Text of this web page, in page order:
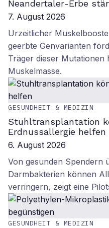
Neandertaler-Erbe
7. August 2026
Urzeitlicher
geerbte Genvarianten
Träger dieser Mutationen
Muskelmasse.
GESUNDHEIT & MEDIZIN
Stuhltransplantation
Erdnussallergie helfen
6. August 2026
Von gesunden Spendern
Darmbakterien können
verringern, zeigt eine
GESUNDHEIT & MEDIZIN